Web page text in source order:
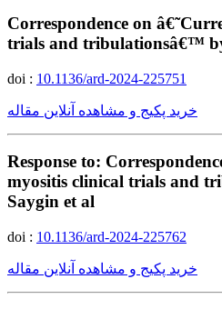
Correspondence on
trials and tribulationsâ€™
doi : 10.1136/ard-2024-225751
خرید پکیج و مشاهده آنلاین مقاله
Response to:
myositis clinical trials and
Saygin et al
doi : 10.1136/ard-2024-225762
خرید پکیج و مشاهده آنلاین مقاله